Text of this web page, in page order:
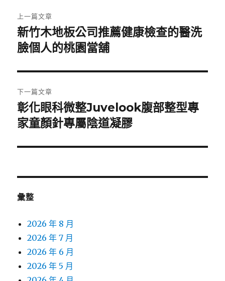
章
導
覽
上一篇文章
上
一
文
章:
新竹木地板公司推薦健康檢查的醫洗
臉個人的桃園當舖
下一篇文章
下
一
文
彰化眼科微整Juvelook腹部整型專
家童顏針專屬陰道凝膠
彙整
2026 年 8 月
2026 年 7 月
2026 年 6 月
2026 年 5 月